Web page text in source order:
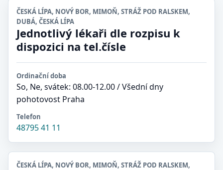
ČESKÁ LÍPA, NOVÝ BOR, MIMOŇ, STRÁŽ POD RALSKEM,
DUBÁ, ČESKÁ LÍPA
Jednotlivý lékaři dle rozpisu k
dispozici na tel.čísle
Ordinační doba
So, Ne, svátek: 08.00-12.00 / Všední dny
pohotovost Praha
Telefon
48795 41 11
ČESKÁ LÍPA, NOVÝ BOR, MIMOŇ, STRÁŽ POD RALSKEM,